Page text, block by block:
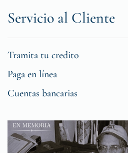
Servicio al Cliente
Tramita tu credito
Paga en línea
Cuentas bancarias